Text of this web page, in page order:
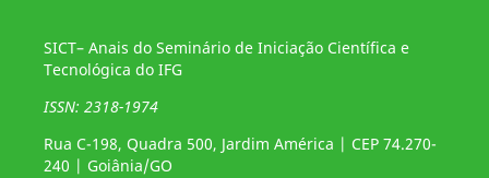
SICT– Anais do Seminário de Iniciação Científica e
Tecnológica do IFG
ISSN: 2318-1974
Rua C-198, Quadra 500, Jardim América | CEP 74.270-
240 | Goiânia/GO